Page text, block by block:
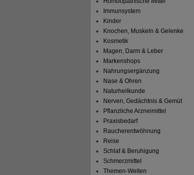
Immunsystem
Kinder
Knochen, Muskeln & Gelenke
Kosmetik
Magen, Darm & Leber
Markenshops
Nahrungsergänzung
Nase & Ohren
Naturheilkunde
Nerven, Gedächtnis & Gemüt
Pflanzliche Arzneimittel
Praxisbedarf
Raucherentwöhnung
Reise
Schlaf & Beruhigung
Schmerzmittel
Themen-Welten